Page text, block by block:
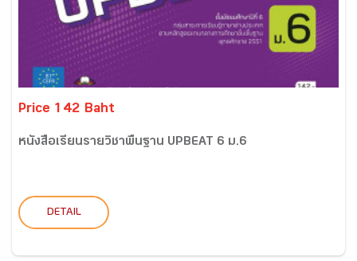
Price 142 Baht
หนังสือเรียนรายวิชาพื้นฐาน UPBEAT 6 ม.6
DETAIL